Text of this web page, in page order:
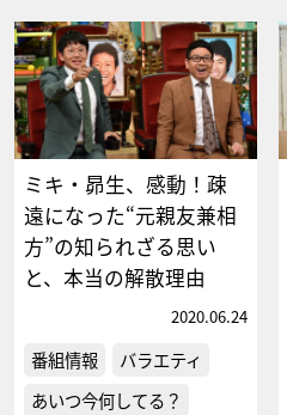
ミキ・昴生、感動！疎
遠になった“元親友兼相
方”の知られざる思い
と、本当の解散理由
2020.06.24
番組情報
バラエティ
あいつ今何してる？